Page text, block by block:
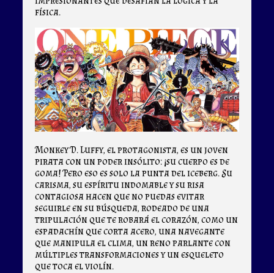
física.
Monkey D. Luffy, el protagonista, es un joven
pirata con un poder insólito: ¡su cuerpo es de
goma! Pero eso es solo la punta del iceberg. Su
carisma, su espíritu indomable y su risa
contagiosa hacen que no puedas evitar
seguirle en su búsqueda, rodeado de una
tripulación que te robará el corazón, como un
espadachín que corta acero, una navegante
que manipula el clima, un reno parlante con
múltiples transformaciones y un esqueleto
que toca el violín.